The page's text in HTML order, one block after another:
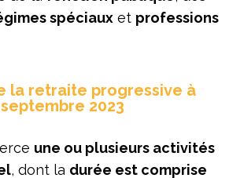
spéciaux et professions
la retraite progressive à
2023
une ou plusieurs activités
, dont la durée est comprise